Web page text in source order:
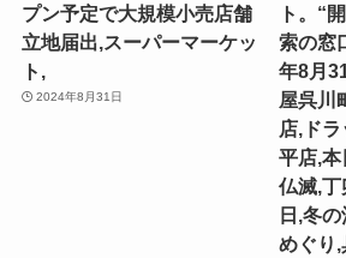
プン予定で大規模小売店舗
立地届出,スーパーマーケッ
ト,
2024年8月31日
ト。“
索の窓
年8月
屋呉川
店,ド
平店,
仏滅,
日,冬
めぐり